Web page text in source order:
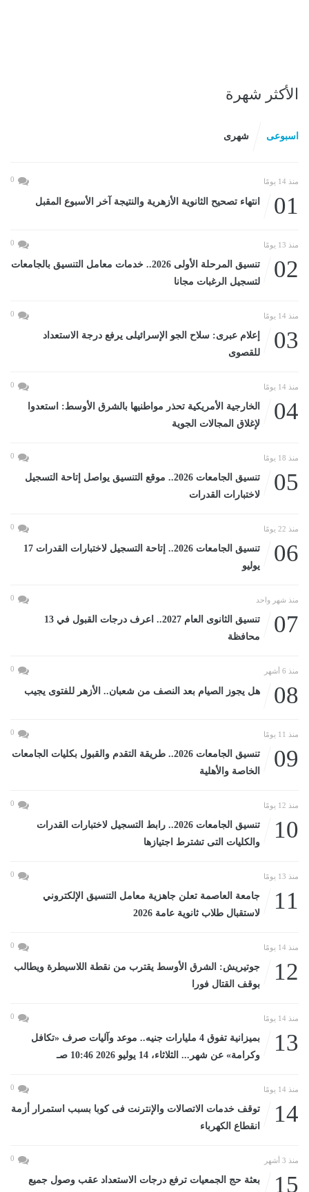
الأكثر شهرة
اسبوعى شهرى
منذ 14 يومًا 0
01 انتهاء تصحيح الثانوية الأزهرية والنتيجة آخر الأسبوع المقبل
منذ 13 يومًا 0
02
تنسيق المرحلة الأولى 2026.. خدمات معامل التنسيق بالجامعات
لتسجيل الرغبات مجانا
منذ 14 يومًا 0
03
إعلام عبرى: سلاح الجو الإسرائيلى يرفع درجة الاستعداد
للقصوى
منذ 14 يومًا 0
04
الخارجية الأمريكية تحذر مواطنيها بالشرق الأوسط: استعدوا
لإغلاق المجالات الجوية
منذ 18 يومًا 0
05
تنسيق الجامعات 2026.. موقع التنسيق يواصل إتاحة التسجيل
لاختبارات القدرات
منذ 22 يومًا 0
06
تنسيق الجامعات 2026.. إتاحة التسجيل لاختبارات القدرات 17
يوليو
منذ شهر واحد 0
07
تنسيق الثانوى العام 2027.. اعرف درجات القبول في 13
محافظة
منذ 6 أشهر 0
08 هل يجوز الصيام بعد النصف من شعبان.. الأزهر للفتوى يجيب
منذ 11 يومًا 0
09
تنسيق الجامعات 2026.. طريقة التقدم والقبول بكليات الجامعات
الخاصة والأهلية
منذ 12 يومًا 0
10
تنسيق الجامعات 2026.. رابط التسجيل لاختبارات القدرات
والكليات التى تشترط اجتيازها
منذ 13 يومًا 0
11
جامعة العاصمة تعلن جاهزية معامل التنسيق الإلكتروني
لاستقبال طلاب ثانوية عامة 2026
منذ 14 يومًا 0
12
جوتيريش: الشرق الأوسط يقترب من نقطة اللاسيطرة ويطالب
بوقف القتال فورا
منذ 14 يومًا 0
13
بميزانية تفوق 4 مليارات جنيه.. موعد وآليات صرف «تكافل
وكرامة» عن شهر... الثلاثاء، 14 يوليو 2026 10:46 صـ
منذ 14 يومًا 0
14
توقف خدمات الاتصالات والإنترنت فى كوبا بسبب استمرار أزمة
انقطاع الكهرباء
منذ 3 أشهر 0
15 بعثة حج الجمعيات ترفع درجات الاستعداد عقب وصول جميع